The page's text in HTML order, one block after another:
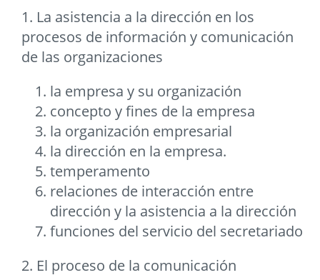
1. La asistencia a la dirección en los
procesos de información y comunicación
de las organizaciones
la empresa y su organización
concepto y fines de la empresa
la organización empresarial
la dirección en la empresa.
temperamento
relaciones de interacción entre
dirección y la asistencia a la dirección
funciones del servicio del secretariado
2. El proceso de la comunicación